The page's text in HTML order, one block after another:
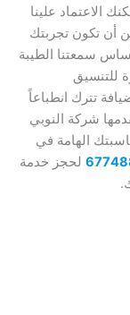
الاعتماد علينا
أن تكون تجربتك
سمعتنا الطيبة
تترك انطباعاً
شركة النوبي
الهامة في
لحجز خدمة